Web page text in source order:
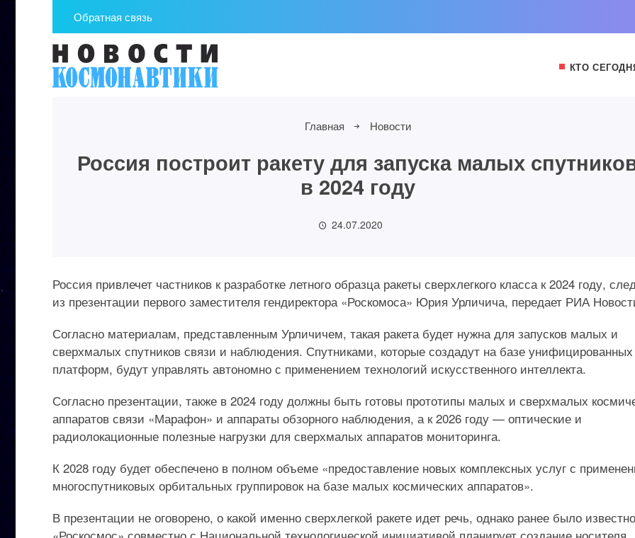
Обратная связь
КТО
Главная Новости
Россия построит ракету для запуска малых
в 2024 году
24.07.2020
Россия привлечет частников к разработке летного образца ракеты сверхлегкого класса к 2024 году,
из презентации первого заместителя гендиректора «Роскомоса» Юрия Урличича, передает РИА
Согласно материалам, представленным Урличичем, такая ракета будет нужна для запусков малых и
сверхмалых спутников связи и наблюдения. Спутниками, которые создадут на базе унифицированных
платформ, будут управлять автономно с применением технологий искусственного интеллекта.
Согласно презентации, также в 2024 году должны быть готовы прототипы малых и сверхмалых
аппаратов связи «Марафон» и аппараты обзорного наблюдения, а к 2026 году — оптические и
радиолокационные полезные нагрузки для сверхмалых аппаратов мониторинга.
К 2028 году будет обеспечено в полном объеме «предоставление новых комплексных услуг с
многоспутниковых орбитальных группировок на базе малых космических аппаратов».
В презентации не оговорено, о какой именно сверхлегкой ракете идет речь, однако ранее было